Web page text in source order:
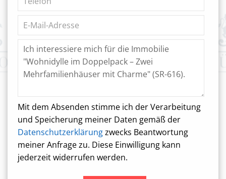
Mit dem Absenden stimme ich der Verarbeitung
und Speicherung meiner Daten gemäß der
Datenschutzerklärungzwecks Beantwortung
meiner Anfrage zu. Diese Einwilligung kann
jederzeit widerrufen werden.